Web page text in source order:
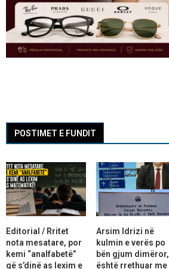
POSTIMET E FUNDIT
Editorial / Rritet
nota mesatare, por
kemi “analfabetë”
që s’dinë as lexim e
Arsim Idrizi në
kulmin e verës po
bën gjum dimëror,
është rrethuar me